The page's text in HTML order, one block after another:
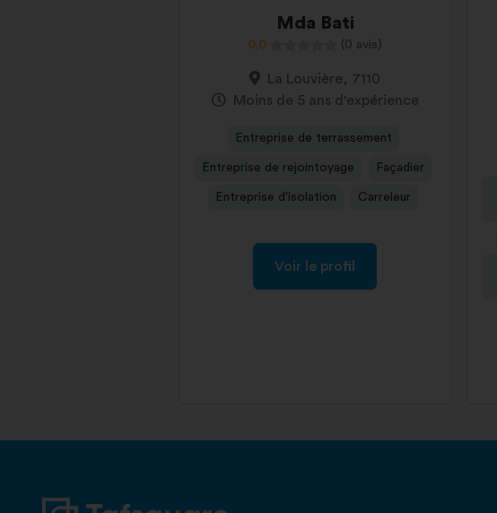
Mda Bati
0,0 (0 avis)
La Louvière, 7110
Moins de 5 ans d'expérience
Entreprise de terrassement
Entreprise de rejointoyage Façadier
Entreprise d'isolation Carreleur
Voir le profil